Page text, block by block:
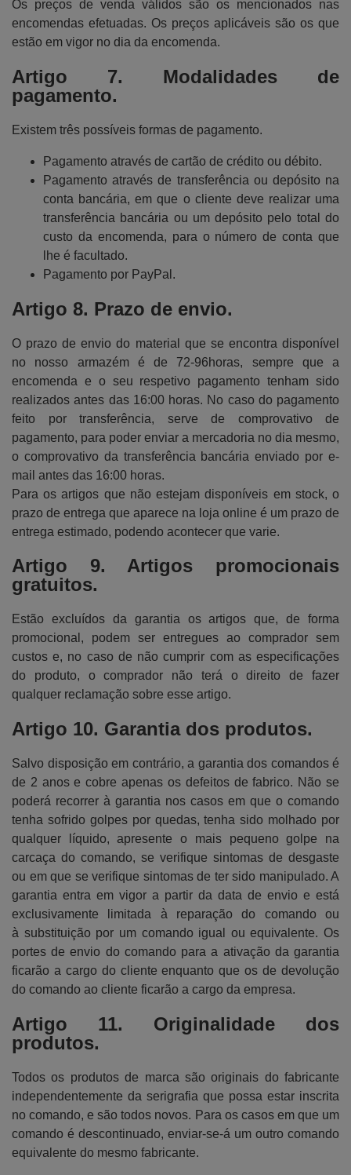
Os preços de venda válidos são os mencionados nas
encomendas efetuadas. Os preços aplicáveis são os que
estão em vigor no dia da encomenda.
Artigo 7. Modalidades de
pagamento.
Existem três possíveis formas de pagamento.
Pagamento através de cartão de crédito ou débito.
Pagamento através de transferência ou depósito na
conta bancária, em que o cliente deve realizar uma
transferência bancária ou um depósito pelo total do
custo da encomenda, para o número de conta que
lhe é facultado.
Pagamento por PayPal.
Artigo 8. Prazo de envio.
O prazo de envio do material que se encontra disponível
no nosso armazém é de 72-96horas, sempre que a
encomenda e o seu respetivo pagamento tenham sido
realizados antes das 16:00 horas. No caso do pagamento
feito por transferência, serve de comprovativo de
pagamento, para poder enviar a mercadoria no dia mesmo,
o comprovativo da transferência bancária enviado por e-
mail antes das 16:00 horas.
Para os artigos que não estejam disponíveis em stock, o
prazo de entrega que aparece na loja online é um prazo de
entrega estimado, podendo acontecer que varie.
Artigo 9. Artigos promocionais
gratuitos.
Estão excluídos da garantia os artigos que, de forma
promocional, podem ser entregues ao comprador sem
custos e, no caso de não cumprir com as especificações
do produto, o comprador não terá o direito de fazer
qualquer reclamação sobre esse artigo.
Artigo 10. Garantia dos produtos.
Salvo disposição em contrário, a garantia dos comandos é
de 2 anos e cobre apenas os defeitos de fabrico. Não se
poderá recorrer à garantia nos casos em que o comando
tenha sofrido golpes por quedas, tenha sido molhado por
qualquer líquido, apresente o mais pequeno golpe na
carcaça do comando, se verifique sintomas de desgaste
ou em que se verifique sintomas de ter sido manipulado. A
garantia entra em vigor a partir da data de envio e está
exclusivamente limitada à reparação do comando ou
à substituição por um comando igual ou equivalente. Os
portes de envio do comando para a ativação da garantia
ficarão a cargo do cliente enquanto que os de devolução
do comando ao cliente ficarão a cargo da empresa.
Artigo 11. Originalidade dos
produtos.
Todos os produtos de marca são originais do fabricante
independentemente da serigrafia que possa estar inscrita
no comando, e são todos novos. Para os casos em que um
comando é descontinuado, enviar-se-á um outro comando
equivalente do mesmo fabricante.